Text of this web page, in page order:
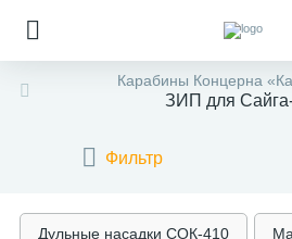
Карабины Концерна
ЗИП для
Фильтр
Дульные насадки СОК-410